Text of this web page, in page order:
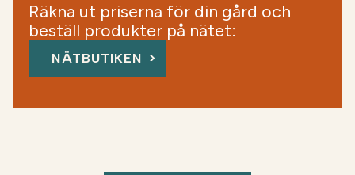
Räkna ut priserna för din gård och
beställ produkter på nätet:
NÄTBUTIKEN